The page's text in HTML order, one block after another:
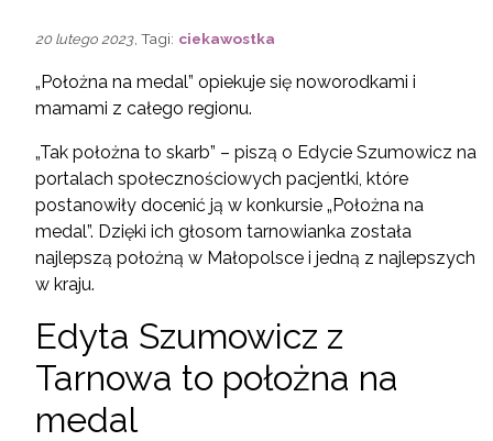
20 lutego 2023 , Tagi: ciekawostka
„Położna na medal” opiekuje się noworodkami i
mamami z całego regionu.
„Tak położna to skarb” – piszą o Edycie Szumowicz na
portalach społecznościowych pacjentki, które
postanowiły docenić ją w konkursie „Położna na
medal”. Dzięki ich głosom tarnowianka została
najlepszą położną w Małopolsce i jedną z najlepszych
w kraju.
Edyta Szumowicz z
Tarnowa to położna na
medal